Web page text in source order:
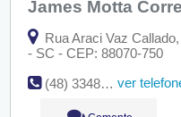
James Motta
Rua Araci Vaz
- SC - CEP: 88070-750
(48) 3348-3810
ver